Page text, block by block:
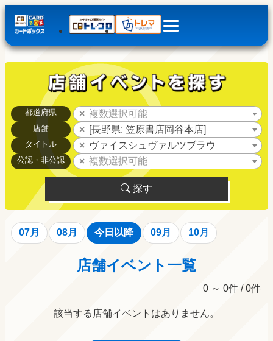
都道府県 複数選択可能
店舗 [長野県: 笠原書店岡谷本店]
タイトル ヴァイスシュヴァルツブラウ
公認・非公認 複数選択可能
探す
07月 08月 今日以降 09月 10月
店舗イベント一覧
0 ～ 0件 / 0件
該当する店舗イベントはありません。